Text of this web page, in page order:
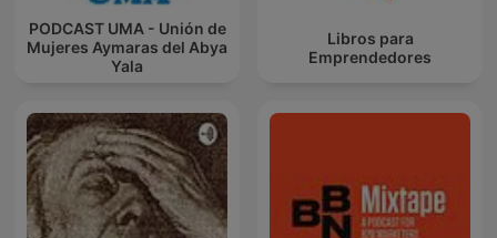
PODCAST UMA - Unión de
Mujeres Aymaras del Abya
Yala
Libros para
Emprendedores